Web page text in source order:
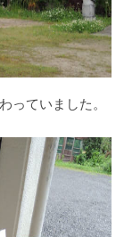
っていました。